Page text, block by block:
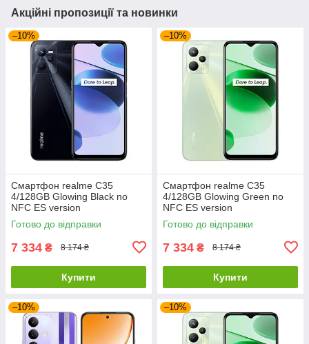
Акційні пропозиції та новинки
–10%
Смартфон realme C35
4/128GB Glowing Black no
NFC ES version
Готово до відправки
7 334 ₴ 8 174 ₴
Купити
–10%
Смартфон realme C35
4/128GB Glowing Green no
NFC ES version
Готово до відправки
7 334 ₴ 8 174 ₴
Купити
–10% –10%